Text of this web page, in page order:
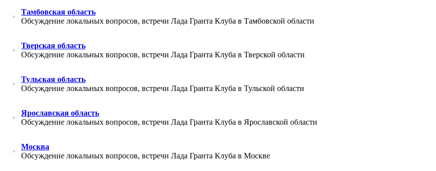
Тамбовская область
Обсуждение локальных вопросов, встречи Лада Гранта Клуба в Тамбовской области
Тверская область
Обсуждение локальных вопросов, встречи Лада Гранта Клуба в Тверской области
Тульская область
Обсуждение локальных вопросов, встречи Лада Гранта Клуба в Тульской области
Ярославская область
Обсуждение локальных вопросов, встречи Лада Гранта Клуба в Ярославской области
Москва
Обсуждение локальных вопросов, встречи Лада Гранта Клуба в Москве